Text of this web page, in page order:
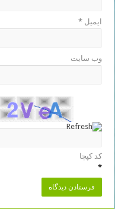
ایمیل*
وب‌ سایت
کد کپچا
*